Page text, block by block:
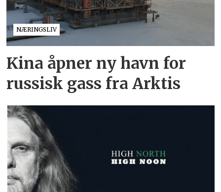
NÆRINGSLIV
Kina åpner ny havn for
russisk gass fra Arktis